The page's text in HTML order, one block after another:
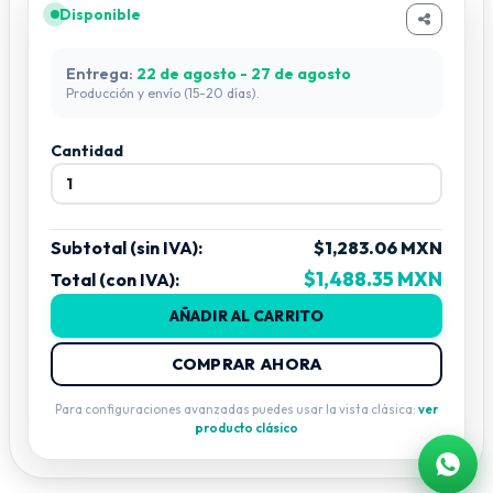
Disponible
Entrega: 22 de agosto - 27 de agosto
Producción y envío (15-20 días).
Cantidad
Subtotal (sin IVA):
$1,283.06 MXN
Total (con IVA):
$1,488.35 MXN
AÑADIR AL CARRITO
COMPRAR AHORA
Para configuraciones avanzadas puedes usar la vista clásica: ver
producto clásico